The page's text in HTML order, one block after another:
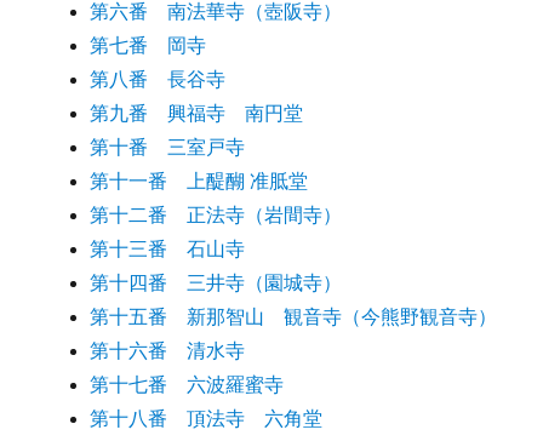
第六番 南法華寺（壺阪寺）
第七番 岡寺
第八番 長谷寺
第九番 興福寺 南円堂
第十番 三室戸寺
第十一番 上醍醐 准胝堂
第十二番 正法寺（岩間寺）
第十三番 石山寺
第十四番 三井寺（園城寺）
第十五番 新那智山 観音寺（今熊野観音寺）
第十六番 清水寺
第十七番 六波羅蜜寺
第十八番 頂法寺 六角堂